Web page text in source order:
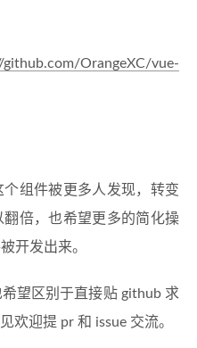
github.com/OrangeXC/vue-
组件被更多人发现，转变
翻倍，也希望更多的简化操
开发出来。
望区别于直接贴 github 求
欢迎提 pr 和 issue 交流。